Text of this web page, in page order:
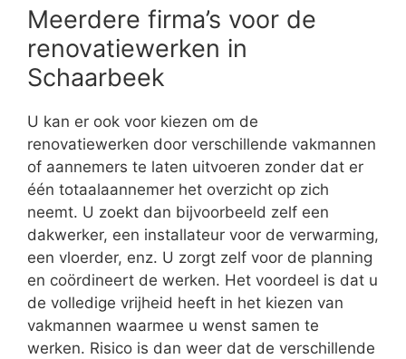
Meerdere firma’s voor de
renovatiewerken in
Schaarbeek
U kan er ook voor kiezen om de
renovatiewerken door verschillende vakmannen
of aannemers te laten uitvoeren zonder dat er
één totaalaannemer het overzicht op zich
neemt. U zoekt dan bijvoorbeeld zelf een
dakwerker, een installateur voor de verwarming,
een vloerder, enz. U zorgt zelf voor de planning
en coördineert de werken. Het voordeel is dat u
de volledige vrijheid heeft in het kiezen van
vakmannen waarmee u wenst samen te
werken. Risico is dan weer dat de verschillende